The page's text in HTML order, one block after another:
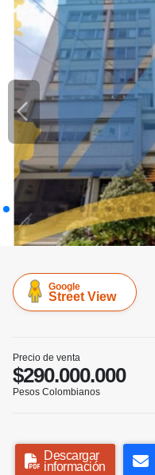
Google
Street View
Precio de venta
$290.000.000
Pesos Colombianos
Descargar
información